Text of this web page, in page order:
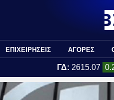
ΕΠΙΧΕΙΡΗΣΕΙΣ ΑΓΟΡΕΣ
ΓΔ: 2615.07